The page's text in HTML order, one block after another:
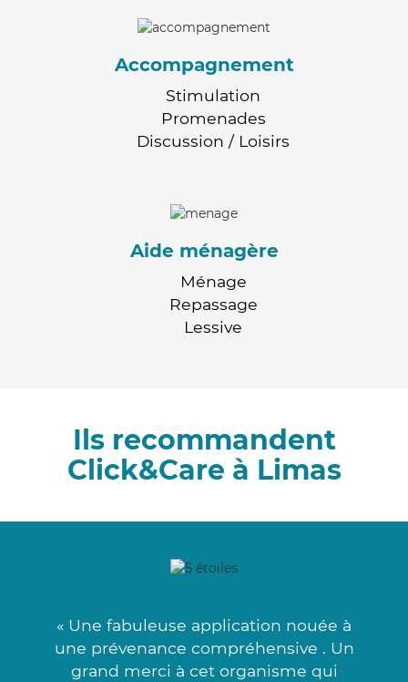
Accompagnement
Stimulation
Promenades
Discussion / Loisirs
Aide ménagère
Ménage
Repassage
Lessive
Ils recommandent
Click&Care à Limas
« Une fabuleuse application nouée à
une prévenance compréhensive . Un
grand merci à cet organisme qui